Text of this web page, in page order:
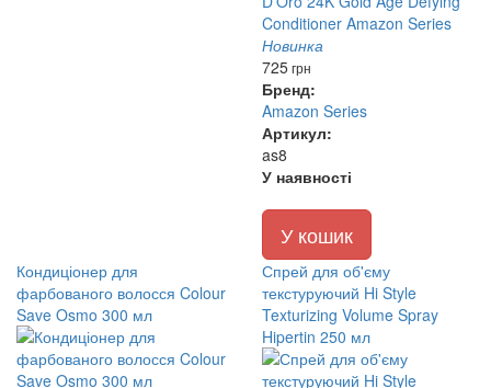
Новинка
725грн
Бренд:
Amazon Series
Артикул:
as8
У наявності
У кошик
Кондиціонер для
фарбованого волосся Colour
Save Osmo 300 мл
Спрей для об'єму
текстуруючий Hi Style
Texturizing Volume Spray
Hipertin 250 мл